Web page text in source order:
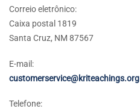
Correio eletrônico:
Caixa postal 1819
Santa Cruz, NM 87567
E-mail:
customerservice@kriteachings.org
Telefone: